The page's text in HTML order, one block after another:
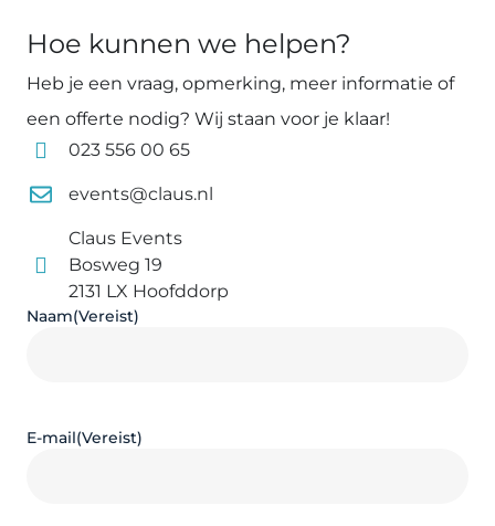
Hoe kunnen we helpen?
Heb je een vraag, opmerking, meer informatie of
een offerte nodig? Wij staan voor je klaar!
023 556 00 65
events@claus.nl
Claus Events
Bosweg 19
2131 LX Hoofddorp
Naam(Vereist)
E-mail(Vereist)